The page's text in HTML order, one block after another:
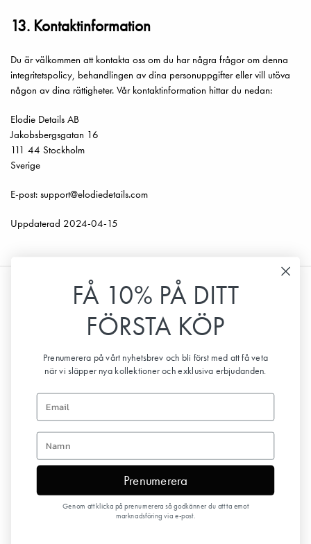
13. Kontaktinformation
Du är välkommen att kontakta oss om du har några frågor om denna
integritetspolicy, behandlingen av dina personuppgifter eller vill utöva
någon av dina rättigheter. Vår kontaktinformation hittar du nedan:
Elodie Details AB
Jakobsbergsgatan 16
111 44 Stockholm
Sverige
E-post: support@elodiedetails.com
Uppdaterad 2024-04-15
Nyhetsbrev
Copyright © 2026 Elodie Details
FÅ 10% PÅ DITT
FÖRSTA KÖP
Prenumerera på vårt nyhetsbrev och bli först med att få veta
när vi släpper nya kollektioner och exklusiva erbjudanden.
Email
first name
Prenumerera
Genom att klicka på prenumerera så godkänner du att ta emot
marknadsföring via e-post.